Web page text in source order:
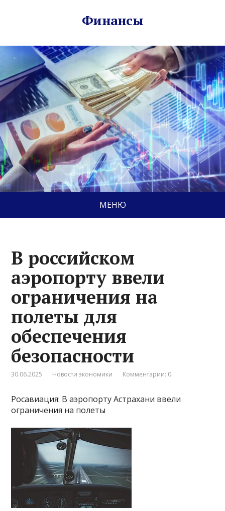
Финансы
МЕНЮ
В российском
аэропорту ввели
ограничения на
полеты для
обеспечения
безопасности
30.06.2025 Новости экономики Комментарии: 0
Росавиация: В аэропорту Астрахани ввели
ограничения на полеты